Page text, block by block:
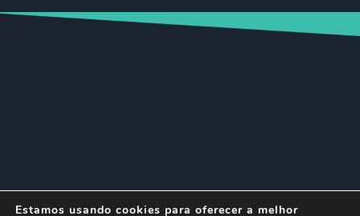
Estamos usando cookies para oferecer a melhor